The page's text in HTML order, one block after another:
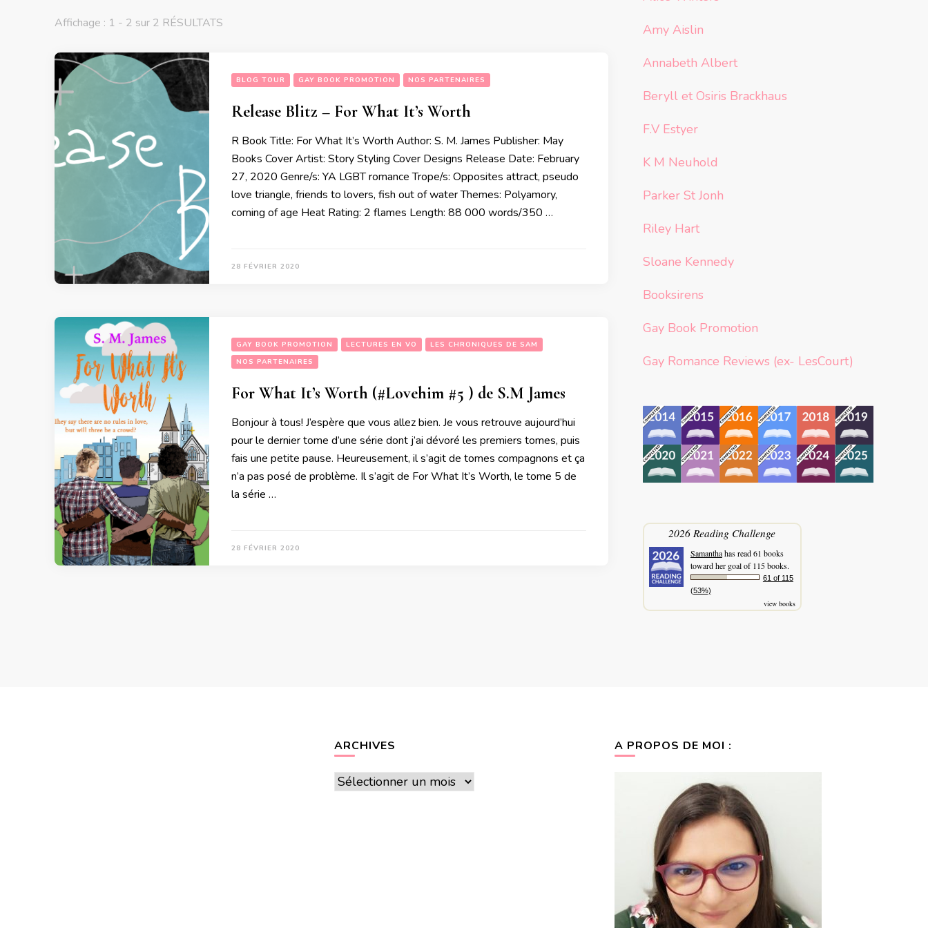
Affichage : 1 - 2 sur 2 RÉSULTATS
BLOG TOUR GAY BOOK PROMOTION NOS PARTENAIRES
Release Blitz – For What It’s Worth
R Book Title: For What It’s Worth Author: S. M. James Publisher: May
Books Cover Artist: Story Styling Cover Designs Release Date: February
27, 2020 Genre/s: YA LGBT romance Trope/s: Opposites attract, pseudo
love triangle, friends to lovers, fish out of water Themes: Polyamory,
coming of age Heat Rating: 2 flames Length: 88 000 words/350 …
28 FÉVRIER 2020
GAY BOOK PROMOTION LECTURES EN VO
LES CHRONIQUES DE SAM
NOS PARTENAIRES
For What It’s Worth (#Lovehim #5 ) de S.M James
Bonjour à tous! J’espère que vous allez bien. Je vous retrouve aujourd’hui
pour le dernier tome d’une série dont j’ai dévoré les premiers tomes, puis
fais une petite pause. Heureusement, il s’agit de tomes compagnons et ça
n’a pas posé de problème. Il s’agit de For What It’s Worth, le tome 5 de
la série …
28 FÉVRIER 2020
Amy Aislin
Annabeth Albert
Beryll et Osiris Brackhaus
F.V Estyer
K M Neuhold
Parker St Jonh
Riley Hart
Sloane Kennedy
Booksirens
Gay Book Promotion
Gay Romance Reviews (ex- LesCourt)
2026 Reading Challenge
Samanthahas read 61 books
toward her goal of 115 books.
61 of 115
(53%)
view books
ARCHIVES
Archives
A PROPOS DE MOI :